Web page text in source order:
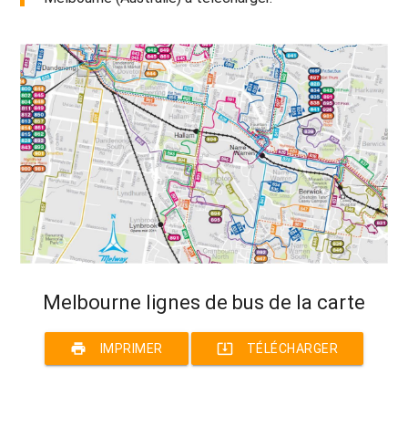
Melbourne lignes de bus de la carte
print IMPRIMER system_update_alt TÉLÉCHARGER